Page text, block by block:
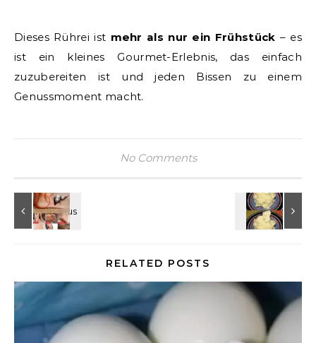
Dieses Rührei ist mehr als nur ein Frühstück – es
ist ein kleines Gourmet-Erlebnis, das einfach
zuzubereiten ist und jeden Bissen zu einem
Genussmoment macht.
No Comments
RELATED POSTS